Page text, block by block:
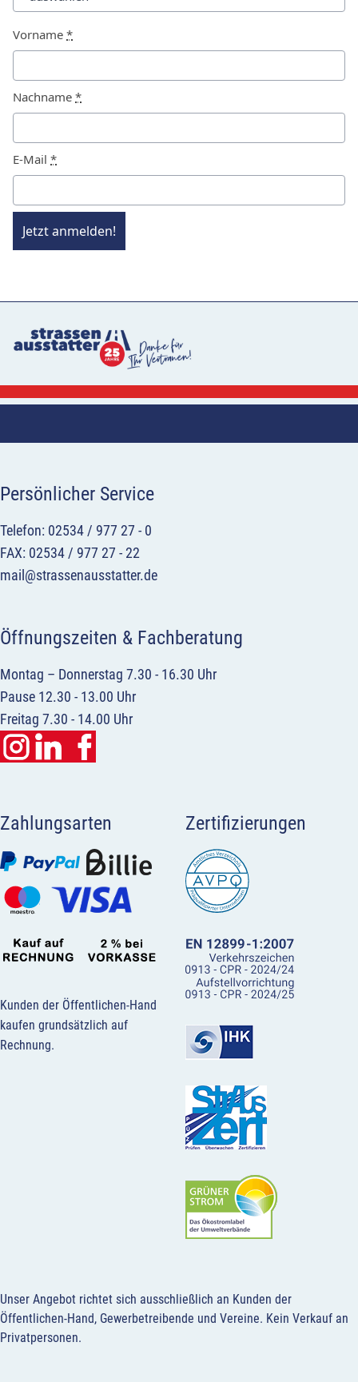
Vorname *
Nachname *
E-Mail *
Jetzt anmelden!
Persönlicher Service
Telefon: 02534 / 977 27 - 0
FAX: 02534 / 977 27 - 22
mail@strassenausstatter.de
Öffnungszeiten & Fachberatung
Montag – Donnerstag 7.30 - 16.30 Uhr
Pause 12.30 - 13.00 Uhr
Freitag 7.30 - 14.00 Uhr
Zahlungsarten
Kunden der Öffentlichen-Hand
kaufen grundsätzlich auf
Rechnung.
Zertifizierungen
Unser Angebot richtet sich ausschließlich an Kunden der
Öffentlichen-Hand, Gewerbetreibende und Vereine. Kein Verkauf an
Privatpersonen.